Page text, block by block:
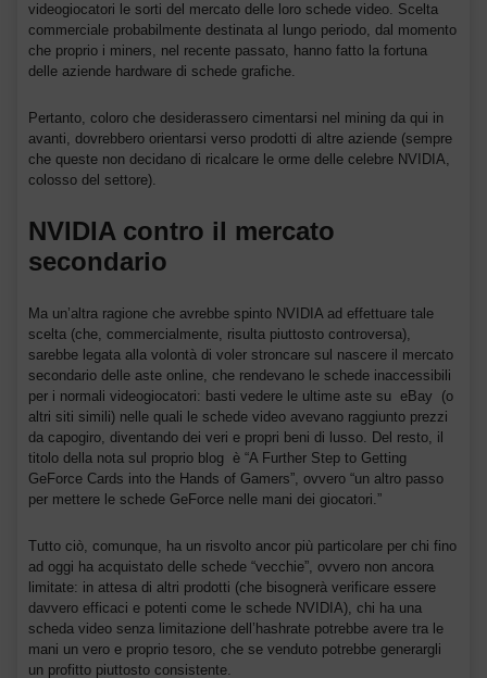
videogiocatori le sorti del mercato delle loro schede video. Scelta
commerciale probabilmente destinata al lungo periodo, dal momento
che proprio i miners, nel recente passato, hanno fatto la fortuna
delle aziende hardware di schede grafiche.
Pertanto, coloro che desiderassero cimentarsi nel mining da qui in
avanti, dovrebbero orientarsi verso prodotti di altre aziende (sempre
che queste non decidano di ricalcare le orme delle celebre NVIDIA,
colosso del settore).
NVIDIA contro il mercato
secondario
Ma un’altra ragione che avrebbe spinto NVIDIA ad effettuare tale
scelta (che, commercialmente, risulta piuttosto controversa),
sarebbe legata alla volontà di voler stroncare sul nascere il mercato
secondario delle aste online, che rendevano le schede inaccessibili
per i normali videogiocatori: basti vedere le ultime aste su eBay (o
altri siti simili) nelle quali le schede video avevano raggiunto prezzi
da capogiro, diventando dei veri e propri beni di lusso. Del resto, il
titolo della nota sul proprio blog è “A Further Step to Getting
GeForce Cards into the Hands of Gamers”, ovvero “un altro passo
per mettere le schede GeForce nelle mani dei giocatori.”
Tutto ciò, comunque, ha un risvolto ancor più particolare per chi fino
ad oggi ha acquistato delle schede “vecchie”, ovvero non ancora
limitate: in attesa di altri prodotti (che bisognerà verificare essere
davvero efficaci e potenti come le schede NVIDIA), chi ha una
scheda video senza limitazione dell’hashrate potrebbe avere tra le
mani un vero e proprio tesoro, che se venduto potrebbe generargli
un profitto piuttosto consistente.